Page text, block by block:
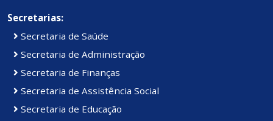
Secretarias:
Secretaria de Saúde
Secretaria de Administração
Secretaria de Finanças
Secretaria de Assistência Social
Secretaria de Educação